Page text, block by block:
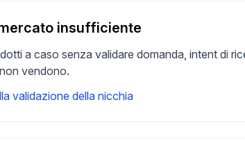
insufficiente
a caso senza validare domanda, intent di
vendono.
validazione della nicchia